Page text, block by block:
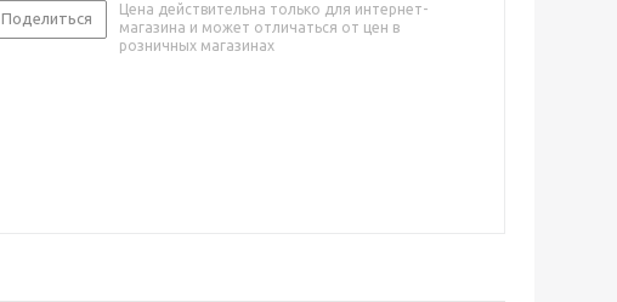
Поделиться
Цена действительна только для интернет-
магазина и может отличаться от цен в
розничных магазинах